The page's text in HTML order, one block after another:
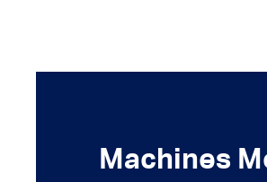
Machines